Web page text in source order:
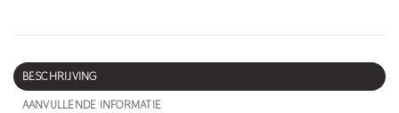
BESCHRIJVING
AANVULLENDE INFORMATIE